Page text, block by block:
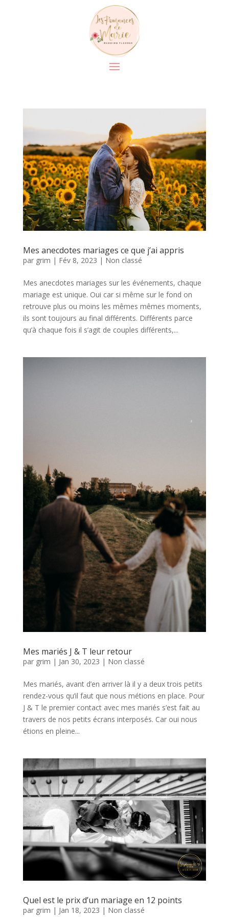
Mes anecdotes mariages ce que j’ai appris
par grim | Fév 8, 2023 | Non classé
Mes anecdotes mariages sur les événements, chaque
mariage est unique. Oui car si même sur le fond on
retrouve plus ou moins les mêmes mêmes moments,
ils sont toujours au final différents. Différents parce
qu’à chaque fois il s’agit de couples différents,...
Mes mariés J & T leur retour
par grim | Jan 30, 2023 | Non classé
Mes mariés, avant d’en arriver là il y a deux trois petits
rendez-vous qu’il faut que nous métions en place. Pour
J & T le premier contact avec mes mariés s’est fait au
travers de nos petits écrans interposés. Car oui nous
étions en pleine...
Quel est le prix d’un mariage en 12 points
par grim | Jan 18, 2023 | Non classé